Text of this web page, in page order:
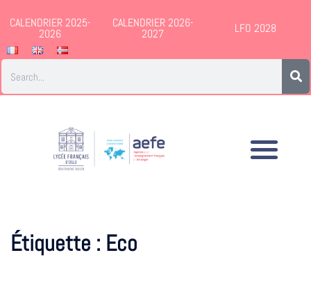
CALENDRIER 2025-
2026
CALENDRIER 2026-
2027 LFO 2028
Étiquette : Eco